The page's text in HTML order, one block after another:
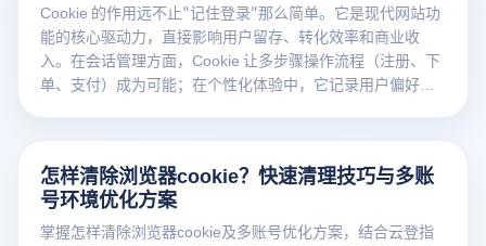
Cookie 的作用远不止"记住登录"那么简单。它是现代网站功
能的核心驱动力，直接影响用户留存、转化效率和商业收
入。在会话管理方面，Cookie 让多步骤操作流程（注册、下
单、支付）成为可能；在个性化体验中，它记录用户偏好，
怎样清除浏览器cookie？快速清理技巧与多账
号环境优化方案
掌握怎样清除浏览器cookie及多账号优化方案，结合云登指